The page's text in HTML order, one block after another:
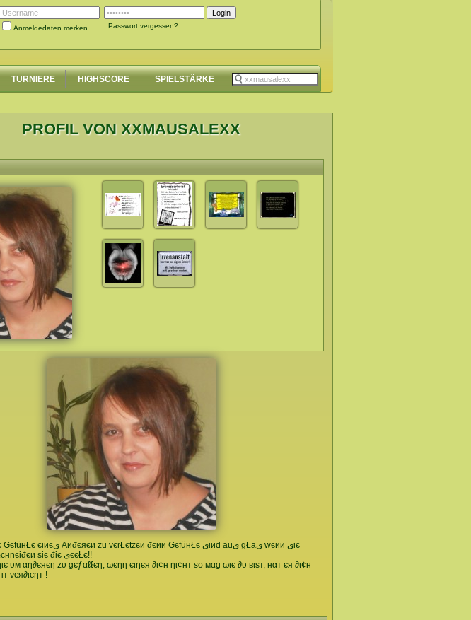
Anmeldedaten merken Passwort vergessen?
TURNIERE HIGHSCORE SPIELSTÄRKE
PROFIL VON XXMAUSALEXX
zєяbrєcнєи zєяىcнnєiđєи siє điє ىєєŁє!!
υм αη∂єяєη zυ gєƒαℓℓєη, ωєηη єιηєя ∂ι¢н ηι¢нт ѕσ мαg ωιє ∂υ вιѕт, нαт єя ∂ι¢н
νєя∂ιєηт !